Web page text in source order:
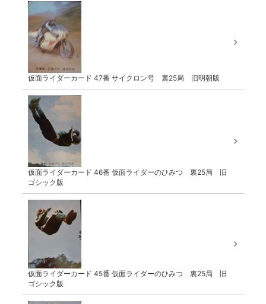
仮面ライダーカード 47番 サイクロン号 裏25局 旧明朝版
仮面ライダーカード 46番 仮面ライダーのひみつ 裏25局 旧
ゴシック版
仮面ライダーカード 45番 仮面ライダーのひみつ 裏25局 旧
ゴシック版